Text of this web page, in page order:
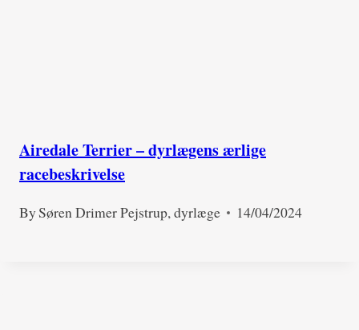
Airedale Terrier – dyrlægens ærlige
racebeskrivelse
BySøren Drimer Pejstrup, dyrlæge 14/04/2024